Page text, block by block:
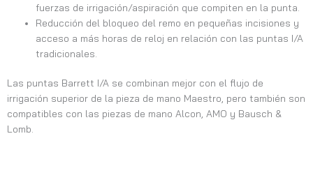
fuerzas de irrigación/aspiración que compiten en la punta.
Reducción del bloqueo del remo en pequeñas incisiones y
acceso a más horas de reloj en relación con las puntas I/A
tradicionales.
Las puntas Barrett I/A se combinan mejor con el flujo de
irrigación superior de la pieza de mano Maestro, pero también son
compatibles con las piezas de mano Alcon, AMO y Bausch &
Lomb.